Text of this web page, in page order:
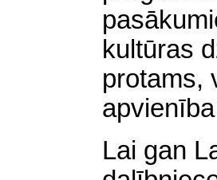
kultūras
protams,
Lai gan